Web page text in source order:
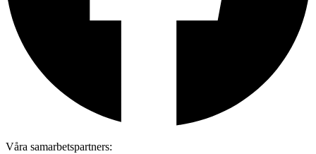
Våra samarbetspartners: